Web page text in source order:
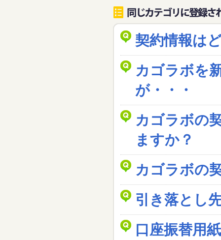
契約情報は
カゴラボを
が・・・
カゴラボの
ますか？
カゴラボの
引き落とし
口座振替用